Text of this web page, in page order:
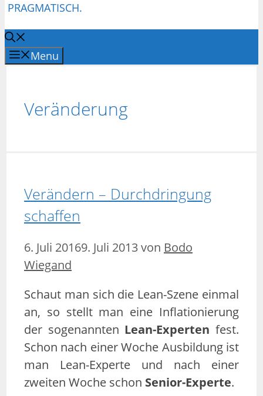
PRAGMATISCH.
Menu
Veränderung
Verändern – Durchdringung
schaffen
6. Juli 20169. Juli 2013von Bodo
Wiegand
Schaut man sich die Lean-Szene einmal
an, so stellt man eine Inflationierung
der sogenannten Lean-Experten fest.
Schon nach einer Woche Ausbildung ist
man Lean-Experte und nach einer
zweiten Woche schon Senior-Experte.